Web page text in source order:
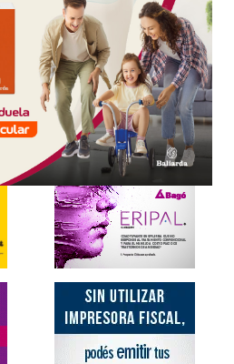
Bioprofarma Bagó